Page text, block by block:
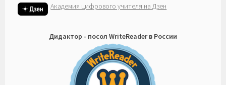
Академия цифрового учителя на Дзен
Дидактор - посол WriteReader в России